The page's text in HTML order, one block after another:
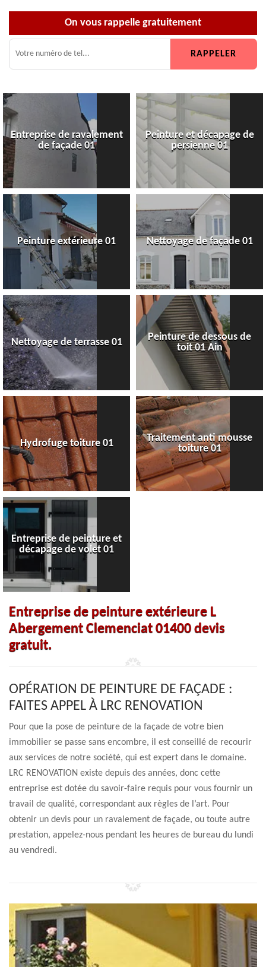
On vous rappelle gratuitement
Entreprise de ravalement
de façade 01
Peinture et décapage de
persienne 01
Peinture extérieure 01 Nettoyage de façade 01
Nettoyage de terrasse 01
Peinture de dessous de
toit 01 Ain
Hydrofuge toiture 01
Traitement anti mousse
toiture 01
Entreprise de peinture et
décapage de volet 01
Entreprise de peinture extérieure L
Abergement Clemenciat 01400 devis
gratuit.
OPÉRATION DE PEINTURE DE FAÇADE :
FAITES APPEL À LRC RENOVATION
Pour que la pose de peinture de la façade de votre bien
immobilier se passe sans encombre, il est conseillé de recourir
aux services de notre société, qui est expert dans le domaine.
LRC RENOVATION existe depuis des années, donc cette
entreprise est dotée du savoir-faire requis pour vous fournir un
travail de qualité, correspondant aux règles de l’art. Pour
obtenir un devis pour un ravalement de façade, ou toute autre
prestation, appelez-nous pendant les heures de bureau du lundi
au vendredi.